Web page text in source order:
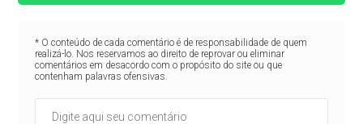
* O conteúdo de cada comentário é de responsabilidade de quem
realizá-lo. Nos reservamos ao direito de reprovar ou eliminar
comentários em desacordo com o propósito do site ou que
contenham palavras ofensivas.